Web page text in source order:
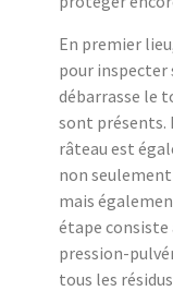
En premier
pour inspecter
débarrasse le
sont présents.
râteau est
non
mais
étape
pression-
tous les